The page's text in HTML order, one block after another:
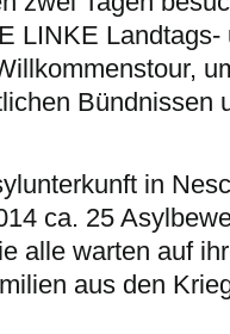
LINKE
Bündnissen
in
ca. 25
alle warten auf
aus den